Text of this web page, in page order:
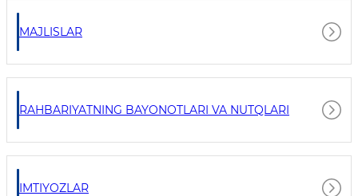
MAJLISLAR
RAHBARIYATNING BAYONOTLARI VA NUTQLARI
IMTIYOZLAR